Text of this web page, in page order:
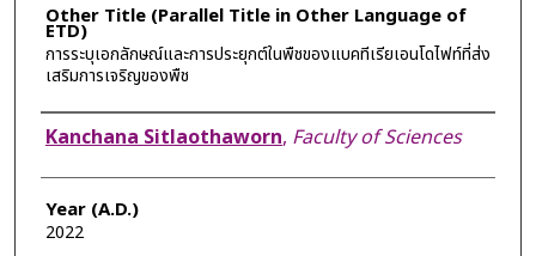
Other Title (Parallel Title in Other Language of
ETD)
การระบุเอกลักษณ์และการประยุกต์ในพืชของแบคทีเรียเอนโดไฟท์ที่ส่ง
เสริมการเจริญของพืช
Author
Kanchana Sitlaothaworn, Faculty of Sciences
Year (A.D.)
2022